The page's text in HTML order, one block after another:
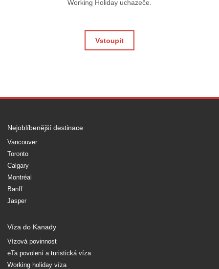
Working Holiday uchazeče.
Vstoupit
Nejoblíbenější destinace
Vancouver
Toronto
Calgary
Montréal
Banff
Jasper
Víza do Kanady
Vízová povinnost
eTa povolení a turistická víza
Working holiday víza